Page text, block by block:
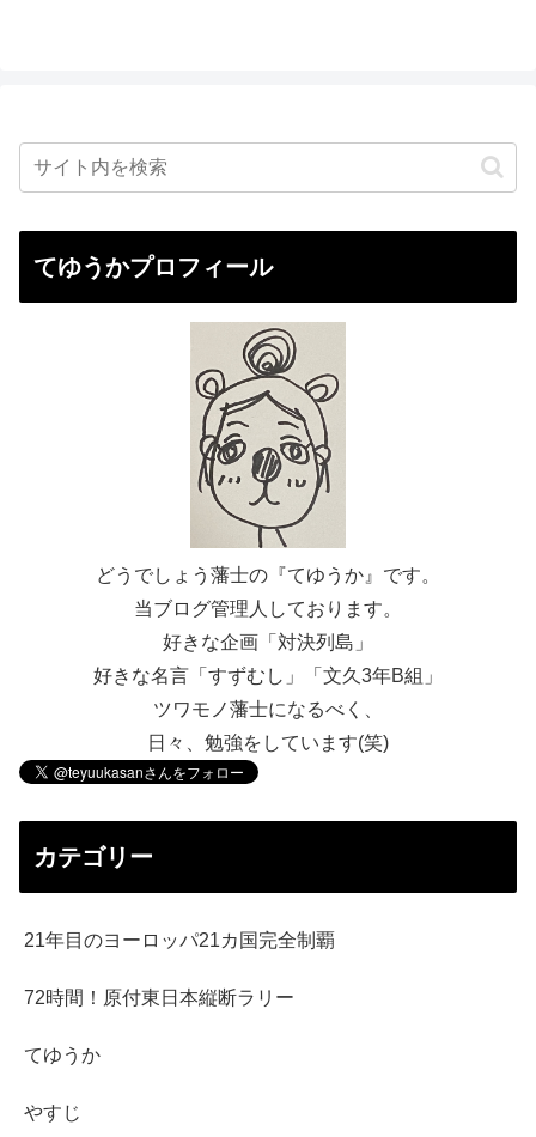
てゆうかプロフィール
どうでしょう藩士の『てゆうか』です。
当ブログ管理人しております。
好きな企画「対決列島」
好きな名言「すずむし」「文久3年B組」
ツワモノ藩士になるべく、
日々、勉強をしています(笑)
カテゴリー
21年目のヨーロッパ21カ国完全制覇
72時間！原付東日本縦断ラリー
てゆうか
やすじ